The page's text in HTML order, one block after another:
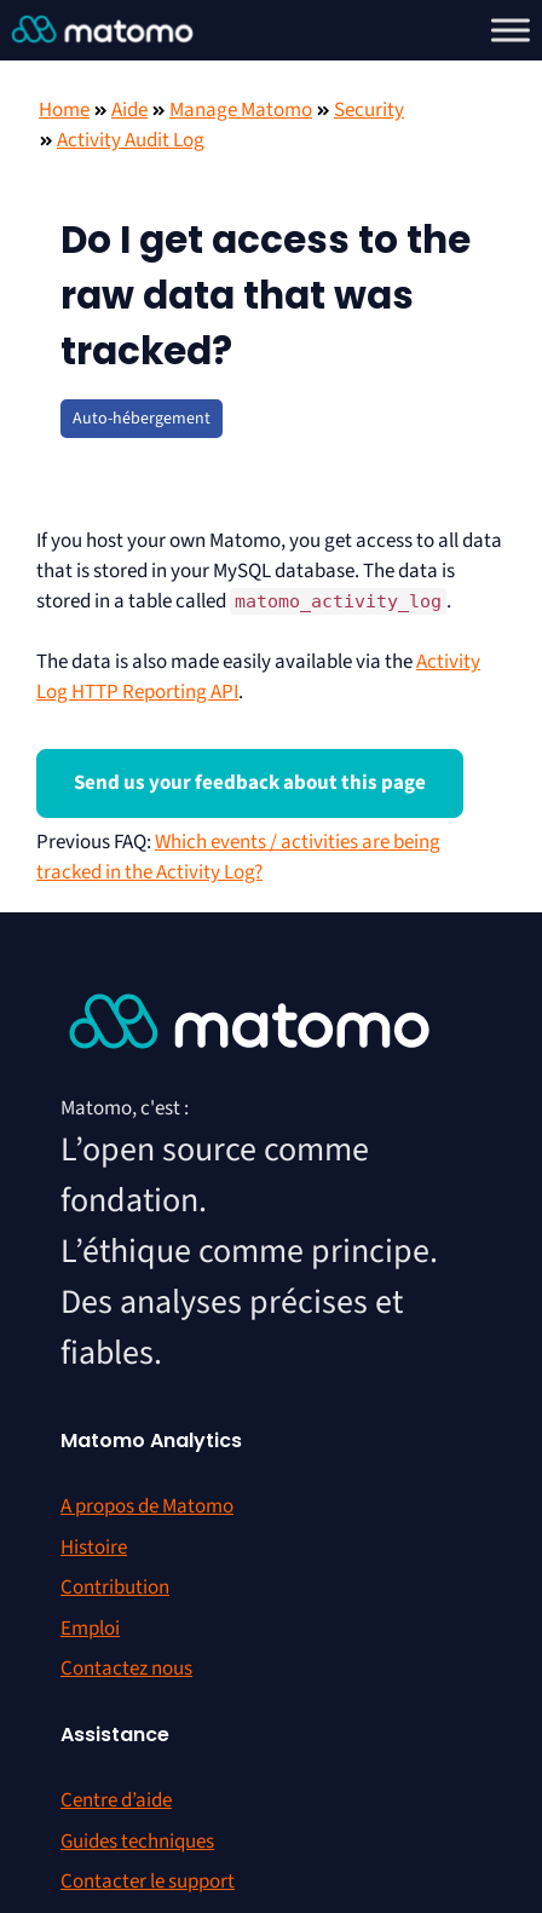
Home Aide Manage Matomo
Security
Activity Audit Log
Do I get access to the
raw data that was
tracked?
Auto-hébergement
If you host your own Matomo, you get access to all data
that is stored in your MySQL database. The data is
stored in a table called matomo_activity_log .
The data is also made easily available via theActivity
Log HTTP Reporting API.
Send us your feedback about this page
Previous FAQ:Which events / activities are being
tracked in the Activity Log?
Matomo, c'est :
L’open source comme
fondation.
L’éthique comme principe.
Des analyses précises et
fiables.
Matomo Analytics
A propos de Matomo
Histoire
Contribution
Emploi
Contactez nous
Assistance
Centre d’aide
Guides techniques
Contacter le support